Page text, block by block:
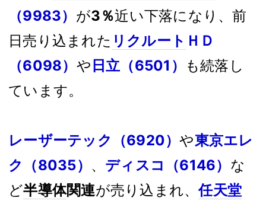
（9983） が3％近い下落になり、前
日売り込まれた リクルート ＨＤ
（6098） や日立（6501）
も続落し
ています。
レーザーテック（6920）や東京エレ
ク（8035） 、 ディスコ（6146） な
ど半導体関連が売り込まれ、任天堂